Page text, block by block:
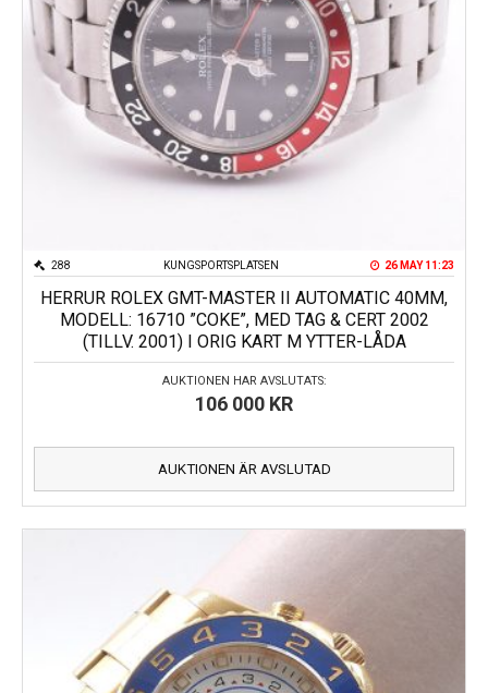
KUNGSPORTSPLATSEN
288 26 MAY 11:23
HERRUR ROLEX GMT-MASTER II AUTOMATIC 40MM,
MODELL: 16710 ”COKE”, MED TAG & CERT 2002
(TILLV. 2001) I ORIG KART M YTTER-LÅDA
AUKTIONEN HAR AVSLUTATS:
106 000 KR
AUKTIONEN ÄR AVSLUTAD